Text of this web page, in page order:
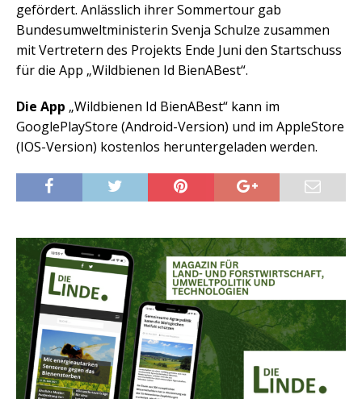
gefördert. Anlässlich ihrer Sommertour gab
Bundesumweltministerin Svenja Schulze zusammen
mit Vertretern des Projekts Ende Juni den Startschuss
für die App „Wildbienen Id BienABest“.
Die App „Wildbienen Id BienABest“ kann im
GooglePlayStore (Android-Version) und im AppleStore
(IOS-Version) kostenlos heruntergeladen werden.